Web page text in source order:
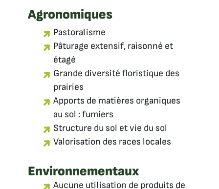
Agronomiques
Pastoralisme
Pâturage extensif, raisonné et
étagé
Grande diversité floristique des
prairies
Apports de matières organiques
au sol : fumiers
Structure du sol et vie du sol
Valorisation des races locales
Environnementaux
Aucune utilisation de produits de